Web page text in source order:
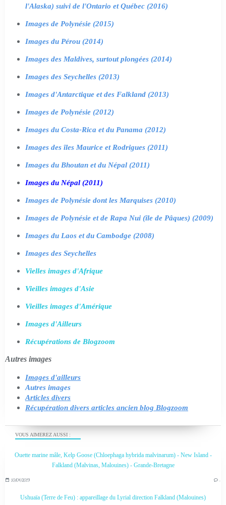
VOUS AIMEREZ AUSSI :
Ouette marine mâle, Kelp Goose (Chloephaga hybrida malvinarum) - New Island -
Falkland (Malvinas, Malouines) - Grande-Bretagne
10/04/2019 …
Ushuaïa (Terre de Feu) : appareillage du Lyrial direction Falkland (Malouines)
l'Alaska) suivi de l'Ontario et Québec (2016)
Images de Polynésie (2015)
Images du Pérou (2014)
Images des Maldives, surtout plongées (2014)
Images des Seychelles (2013)
Images d'Antarctique et des Falkland (2013)
Images de Polynésie (2012)
Images du Costa-Rica et du Panama (2012)
Images des îles Maurice et Rodrigues (2011)
Images du Bhoutan et du Népal (2011)
Images du Népal (2011)
Images de Polynésie dont les Marquises (2010)
Images de Polynésie et de Rapa Nui (île de Pâques) (2009)
Images du Laos et du Cambodge (2008)
Images des Seychelles
Vielles images d'Afrique
Vieilles images d'Asie
Vieilles images d'Amérique
Images d'Ailleurs
Récupérations de Blogzoom
Autres images
Images d'ailleurs
Autres images
Articles divers
Récupération divers articles ancien blog Blogzoom